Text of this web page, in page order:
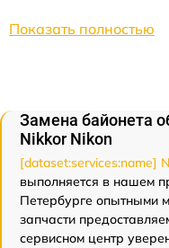
Показать полностью
Замена байонета
Nikkor Nikon
[dataset:services:name]
выполняется в нашем
Петербурге опытными
запчасти
сервисном центр